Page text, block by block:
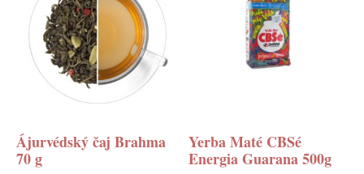
Ájurvédský čaj Brahma
70 g
Yerba Maté CBSé
Energia Guarana 500g